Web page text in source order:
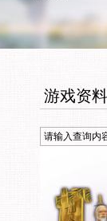
游戏资料